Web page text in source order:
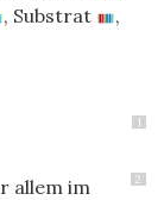
, Substrat
,
1
2
allem im